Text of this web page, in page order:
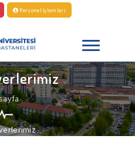
Personel İşlemleri